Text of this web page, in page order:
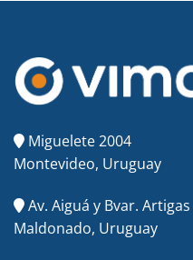
Miguelete 2004
Montevideo, Uruguay
Av. Aiguá y Bvar. Artigas
Maldonado, Uruguay